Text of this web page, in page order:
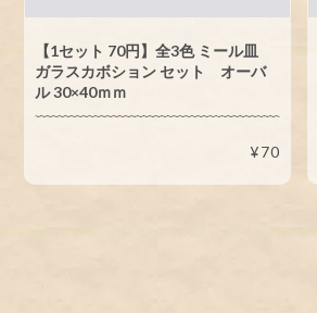
【1セット 70円】全3色 ミール皿
ガラスカボション セット オーバ
ル 30×40ｍｍ
¥70